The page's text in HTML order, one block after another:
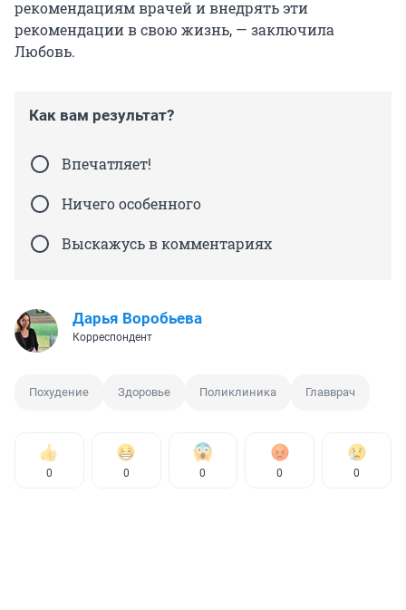
рекомендациям врачей и внедрять эти
рекомендации в свою жизнь, — заключила
Любовь.
Как вам результат?
Впечатляет!
Ничего особенного
Выскажусь в комментариях
Дарья Воробьева
Корреспондент
Похудение Здоровье Поликлиника Главврач
0 0 0 0 0